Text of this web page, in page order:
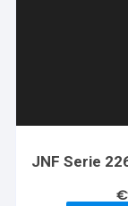
JNF Serie
€